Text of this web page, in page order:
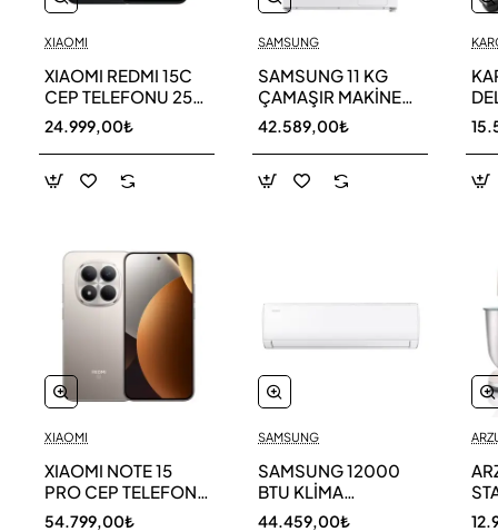
XIAOMI
XIAOMI REDMI 15C
CEP TELEFONU 256
GB
24.999,00₺
XIAOMI
XIAOMI NOTE 15
PRO CEP TELEFONU
256 GB
54.799,00₺
SAMSUNG
SAMSUNG 11 KG
ÇAMAŞIR MAKİNESİ
WW11DG5B25AEAH
42.589,00₺
SAMSUNG
SAMSUNG 12000
BTU KLİMA
AR40F12C0AM SK
44.459,00₺